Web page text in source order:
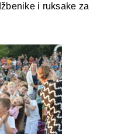
i ruksake za